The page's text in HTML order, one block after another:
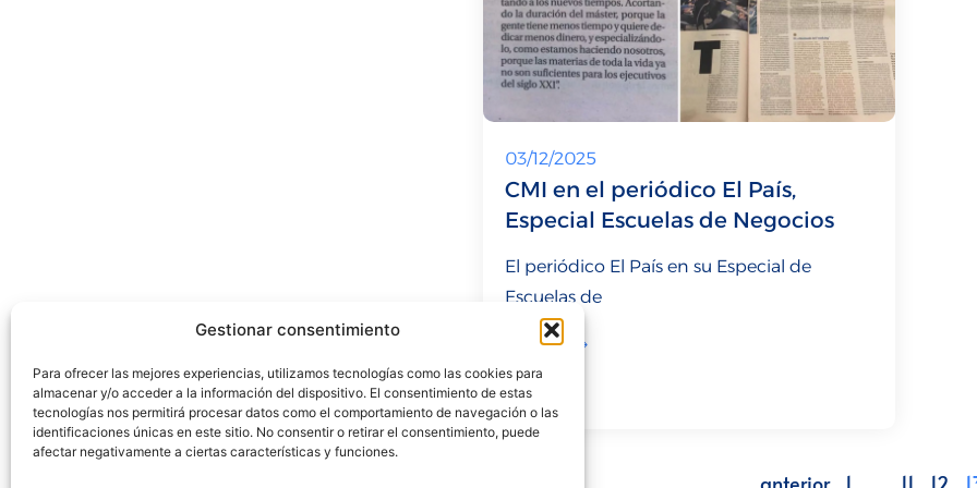
Gestionar consentimiento
Para ofrecer las mejores experiencias, utilizamos tecnologías como las cookies para
almacenar y/o acceder a la información del dispositivo. El consentimiento de estas
tecnologías nos permitirá procesar datos como el comportamiento de navegación o las
identificaciones únicas en este sitio. No consentir o retirar el consentimiento, puede
afectar negativamente a ciertas características y funciones.
03/12/2025
CMI en el periódico El País,
Especial Escuelas de Negocios
El periódico El País en su Especial de
Escuelas de
LEER MÁS